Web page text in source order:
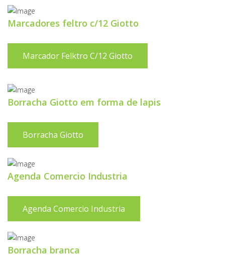
Marcadores feltro c/12 Giotto
Marcador Felktro C/12 Giotto
Borracha Giotto em forma de lapis
Borracha Giotto
Agenda Comercio Industria
Agenda Comercio Industria
Borracha branca